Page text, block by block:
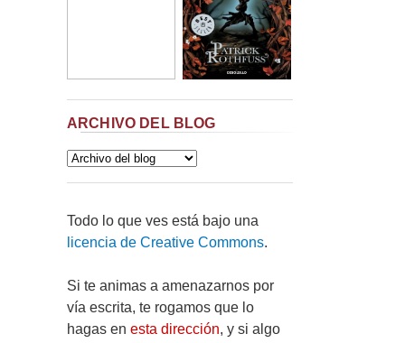
ARCHIVO DEL BLOG
Todo lo que ves está bajo una
licencia de Creative Commons.
Si te animas a amenazarnos por
vía escrita, te rogamos que lo
hagas en esta dirección, y si algo